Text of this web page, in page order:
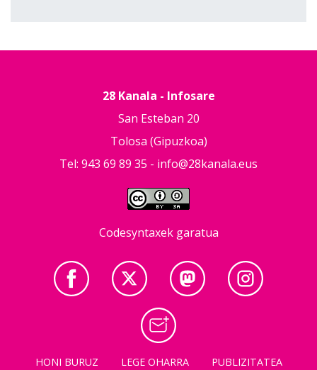
28 Kanala - Infosare
San Esteban 20
Tolosa (Gipuzkoa)
Tel: 943 69 89 35 - info@28kanala.eus
Codesyntaxek garatua
HONI BURUZ LEGE OHARRA
PUBLIZITATEA